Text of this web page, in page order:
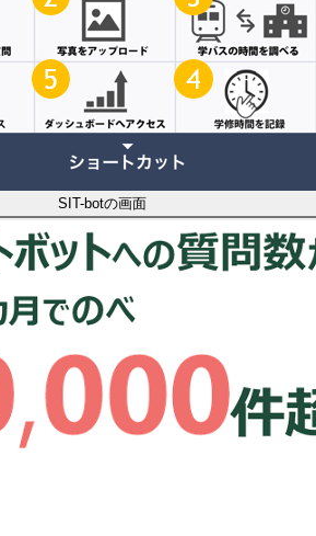
SIT-botの画面